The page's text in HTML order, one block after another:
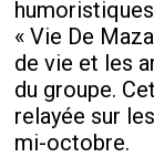
« Vie De
de vie et les
du groupe.
relayée sur
mi-octobre.